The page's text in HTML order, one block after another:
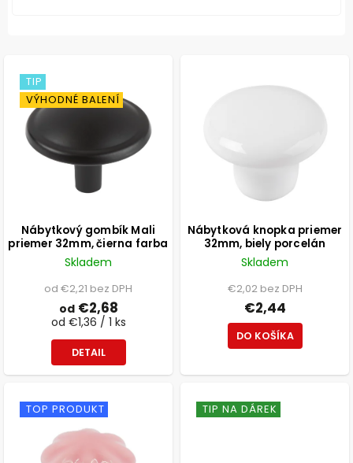
TIP
VÝHODNÉ BALENÍ
Nábytkový gombík Mali
priemer 32mm, čierna farba
Skladem
od €2,21 bez DPH
od€2,68
od €1,36 / 1 ks
DETAIL
Nábytková knopka priemer
32mm, biely porcelán
Skladem
€2,02 bez DPH
€2,44
DO KOŠÍKA
TOP PRODUKT TIP NA DÁREK